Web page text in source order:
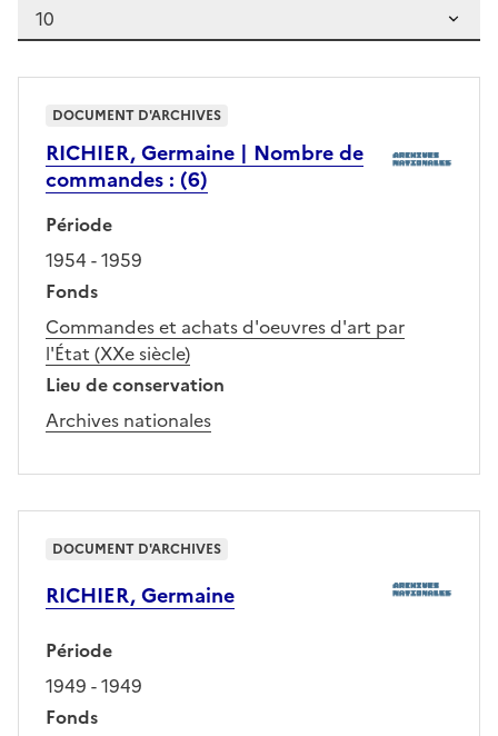
RICHIER, Germaine | Nombre de
commandes : (6)
Période
1954 - 1959
Fonds
Commandes et achats d'oeuvres d'art par
l'État (XXe siècle)
Lieu de conservation
Archives nationales
DOCUMENT D'ARCHIVES
RICHIER, Germaine
Période
1949 - 1949
Fonds
DOCUMENT D'ARCHIVES